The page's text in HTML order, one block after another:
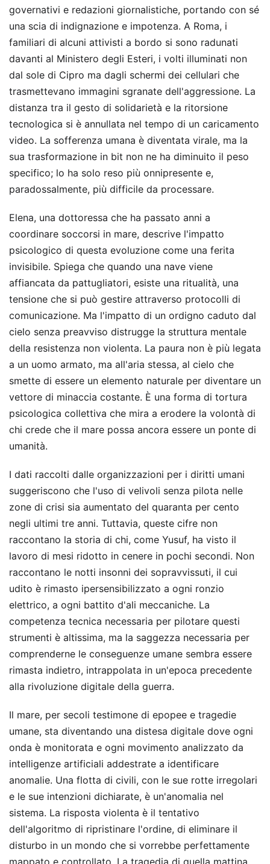
governativi e redazioni giornalistiche, portando con sé
una scia di indignazione e impotenza. A Roma, i
familiari di alcuni attivisti a bordo si sono radunati
davanti al Ministero degli Esteri, i volti illuminati non
dal sole di Cipro ma dagli schermi dei cellulari che
trasmettevano immagini sgranate dell'aggressione. La
distanza tra il gesto di solidarietà e la ritorsione
tecnologica si è annullata nel tempo di un caricamento
video. La sofferenza umana è diventata virale, ma la
sua trasformazione in bit non ne ha diminuito il peso
specifico; lo ha solo reso più onnipresente e,
paradossalmente, più difficile da processare.
Elena, una dottoressa che ha passato anni a
coordinare soccorsi in mare, descrive l'impatto
psicologico di questa evoluzione come una ferita
invisibile. Spiega che quando una nave viene
affiancata da pattugliatori, esiste una ritualità, una
tensione che si può gestire attraverso protocolli di
comunicazione. Ma l'impatto di un ordigno caduto dal
cielo senza preavviso distrugge la struttura mentale
della resistenza non violenta. La paura non è più legata
a un uomo armato, ma all'aria stessa, al cielo che
smette di essere un elemento naturale per diventare un
vettore di minaccia costante. È una forma di tortura
psicologica collettiva che mira a erodere la volontà di
chi crede che il mare possa ancora essere un ponte di
umanità.
I dati raccolti dalle organizzazioni per i diritti umani
suggeriscono che l'uso di velivoli senza pilota nelle
zone di crisi sia aumentato del quaranta per cento
negli ultimi tre anni. Tuttavia, queste cifre non
raccontano la storia di chi, come Yusuf, ha visto il
lavoro di mesi ridotto in cenere in pochi secondi. Non
raccontano le notti insonni dei sopravvissuti, il cui
udito è rimasto ipersensibilizzato a ogni ronzio
elettrico, a ogni battito d'ali meccaniche. La
competenza tecnica necessaria per pilotare questi
strumenti è altissima, ma la saggezza necessaria per
comprenderne le conseguenze umane sembra essere
rimasta indietro, intrappolata in un'epoca precedente
alla rivoluzione digitale della guerra.
Il mare, per secoli testimone di epopee e tragedie
umane, sta diventando una distesa digitale dove ogni
onda è monitorata e ogni movimento analizzato da
intelligenze artificiali addestrate a identificare
anomalie. Una flotta di civili, con le sue rotte irregolari
e le sue intenzioni dichiarate, è un'anomalia nel
sistema. La risposta violenta è il tentativo
dell'algoritmo di ripristinare l'ordine, di eliminare il
disturbo in un mondo che si vorrebbe perfettamente
mappato e controllato. La tragedia di quella mattina